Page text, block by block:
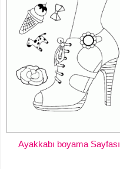
Ayakkabı boyama Sayfası